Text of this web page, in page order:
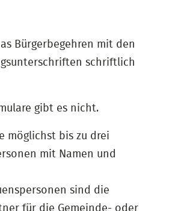
Bürgerbegehren mit den
schriftlich
gibt es nicht.
möglichst bis zu drei
mit Namen und
sind die
für die Gemeinde- oder